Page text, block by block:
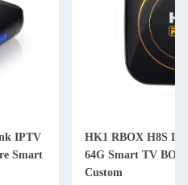
IPTV
Smart
HK1 RBOX H8S
64G Smart TV BOX
Custom